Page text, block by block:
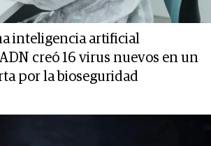
inteligencia artificial
creó 16 virus nuevos en un
por la bioseguridad